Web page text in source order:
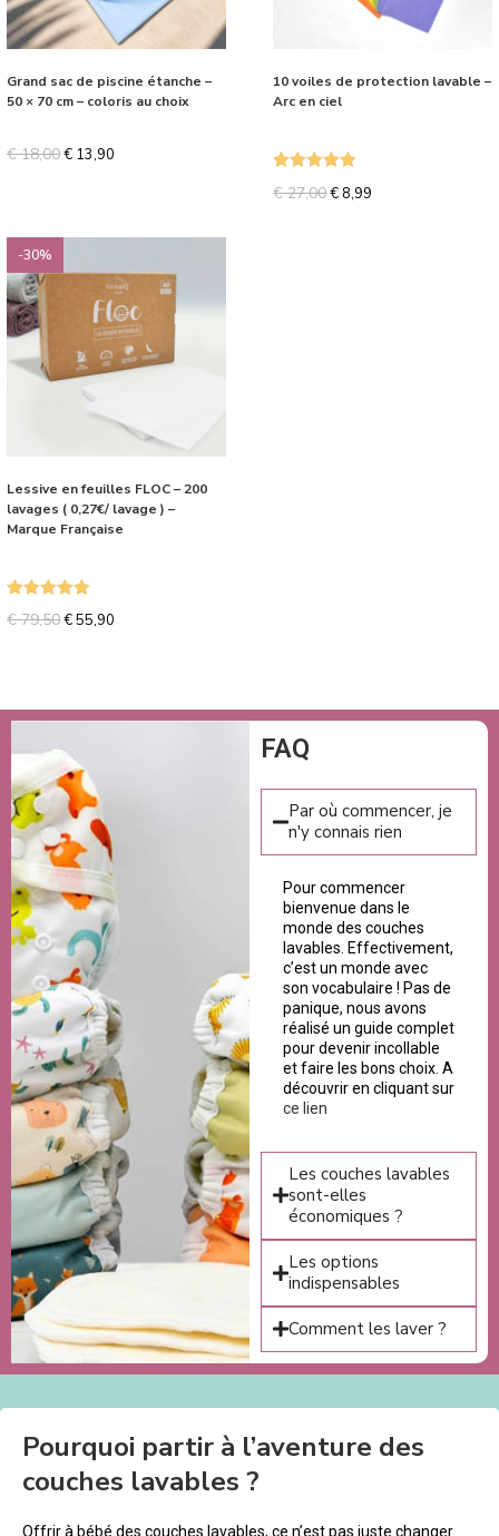
Grand sac de piscine étanche –
50 × 70 cm – coloris au choix
€18,00€ 13,90
10 voiles de protection lavable –
Arc en ciel
€27,00€ 8,99
-30%
Lessive en feuilles FLOC – 200
lavages ( 0,27€/ lavage ) –
Marque Française
€79,50€55,90
FAQ
Par où commencer, je
n'y connais rien
Pour commencer
bienvenue dans le
monde des couches
lavables. Effectivement,
c’est un monde avec
son vocabulaire ! Pas de
panique, nous avons
réalisé un guide complet
pour devenir incollable
et faire les bons choix. A
découvrir en cliquant sur
ce lien
Les couches lavables
sont-elles
économiques ?
Les options
indispensables
Comment les laver ?
Pourquoi partir à l’aventure des
couches lavables ?
Offrir à bébé des couches lavables, ce n’est pas juste changer